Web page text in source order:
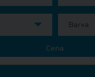
Barva
Cena